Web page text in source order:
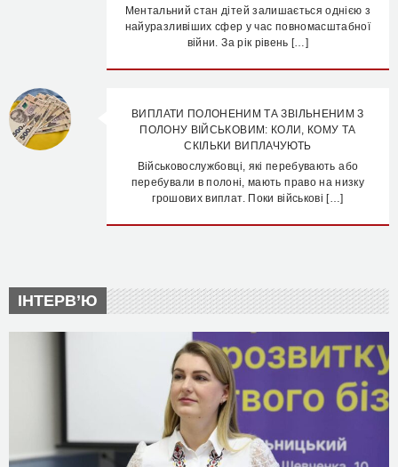
Ментальний стан дітей залишається однією з
найуразливіших сфер у час повномасштабної
війни. За рік рівень […]
ВИПЛАТИ ПОЛОНЕНИМ ТА ЗВІЛЬНЕНИМ З
ПОЛОНУ ВІЙСЬКОВИМ: КОЛИ, КОМУ ТА
СКІЛЬКИ ВИПЛАЧУЮТЬ
Військовослужбовці, які перебувають або
перебували в полоні, мають право на низку
грошових виплат. Поки військові […]
ІНТЕРВ’Ю